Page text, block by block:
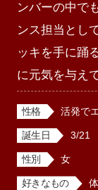
ンバーの中で
ンス担当とし
ッキを手に踊
に元気を与え
性格 活発で
誕生日 3/21
性別 女
好きなもの